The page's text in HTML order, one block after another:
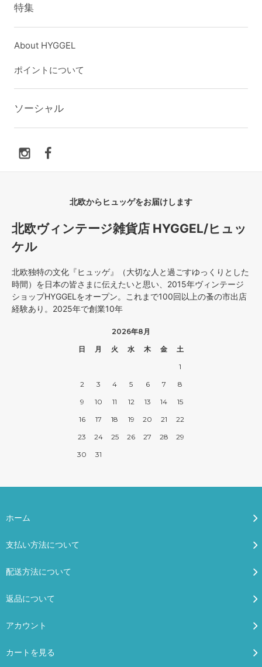
特集
About HYGGEL
ポイントについて
ソーシャル
北欧からヒュッゲをお届けします
北欧ヴィンテージ雑貨店 HYGGEL/ヒュッ
ケル
北欧独特の文化『ヒュッゲ』（大切な人と過ごすゆっくりとした
時間）を日本の皆さまに伝えたいと思い、2015年ヴィンテージ
ショップHYGGELをオープン。これまで100回以上の蚤の市出店
経験あり。2025年で創業10年
2026年8月
日
月 火 水 木 金
土
1
2
3 4 5 6 7
8
9
10 11 12 13 14
15
16
17 18 19 20 21
22
23
24 25 26 27 28
29
30
31
ホーム
支払い方法について
配送方法について
返品について
アカウント
カートを見る